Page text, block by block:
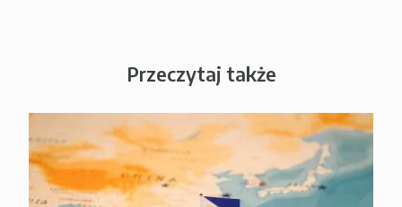
Przeczytaj także